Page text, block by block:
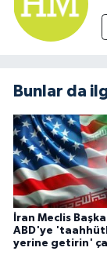
Bunlar da
İran Meclis
ABD'ye
yerine getirin'